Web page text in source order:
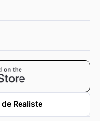
Realiste